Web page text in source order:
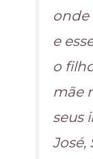
onde
e
o
mãe
seus
José,